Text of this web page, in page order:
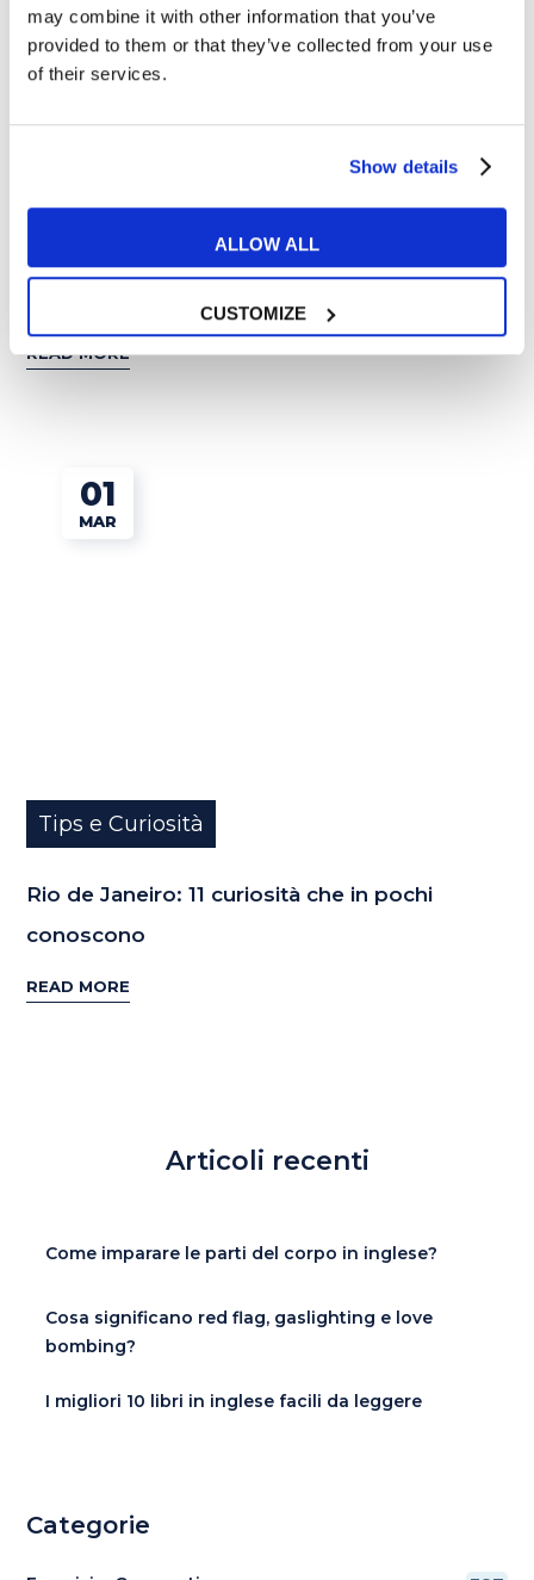
may combine it with other information that you’ve
provided to them or that they’ve collected from your use
of their services.
Show details
ALLOW ALL
CUSTOMIZE
Al telefono in inglese: le frasi per affrontare
una telefonata formale o informale
READ MORE
01
MAR
Tips e Curiosità
Rio de Janeiro: 11 curiosità che in pochi
conoscono
READ MORE
Articoli recenti
Come imparare le parti del corpo in inglese?
Cosa significano red flag, gaslighting e love
bombing?
I migliori 10 libri in inglese facili da leggere
Categorie